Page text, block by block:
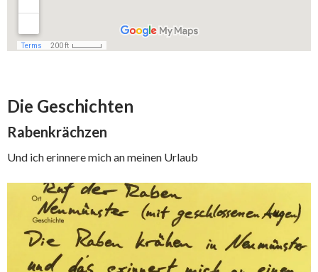
Die Geschichten
Rabenkrächzen
Und ich erinnere mich an meinen Urlaub